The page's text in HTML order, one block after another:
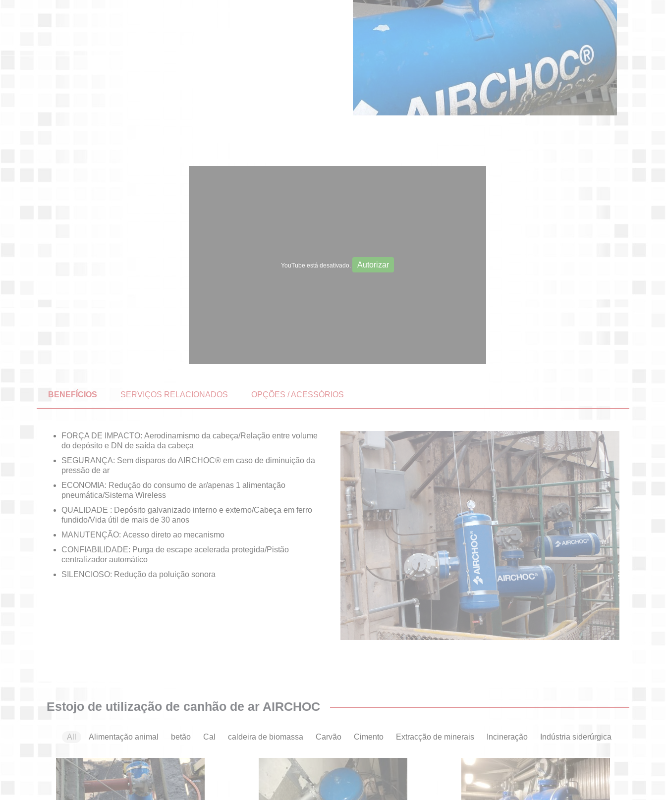
YouTube está desativado. Autorizar
BENEFÍCIOS SERVIÇOS RELACIONADOS OPÇÕES / ACESSÓRIOS
FORÇA DE IMPACTO: Aerodinamismo da cabeça/Relação entre volume
do depósito e DN de saída da cabeça
SEGURANÇA: Sem disparos do AIRCHOC® em caso de diminuição da
pressão de ar
ECONOMIA: Redução do consumo de ar/apenas 1 alimentação
pneumática/Sistema Wireless
QUALIDADE : Depósito galvanizado interno e externo/Cabeça em ferro
fundido/Vida útil de mais de 30 anos
MANUTENÇÃO: Acesso direto ao mecanismo
CONFIABILIDADE: Purga de escape acelerada protegida/Pistão
centralizador automático
SILENCIOSO: Redução da poluição sonora
Estojo de utilização de canhão de ar AIRCHOC
All Alimentação animal betão Cal caldeira de biomassa Carvão Cimento Extracção de minerais Incineração Indústria siderúrgica